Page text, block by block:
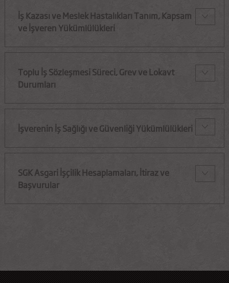
İş Kazası ve Meslek Hastalıkları Tanım, Kapsam
ve İşveren Yükümlülükleri
Toplu İş Sözleşmesi Süreci, Grev ve Lokavt
Durumları
İşverenin İş Sağlığı ve Güvenliği Yükümlülükleri
SGK Asgari İşçilik Hesaplamaları, İtiraz ve
Başvurular